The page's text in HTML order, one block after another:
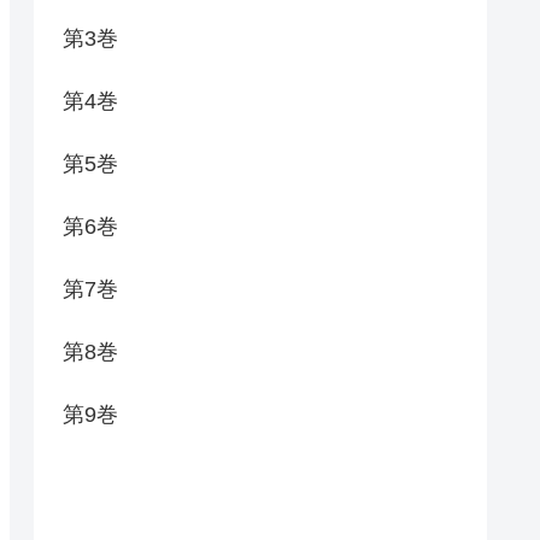
第3巻
第4巻
第5巻
第6巻
第7巻
第8巻
第9巻